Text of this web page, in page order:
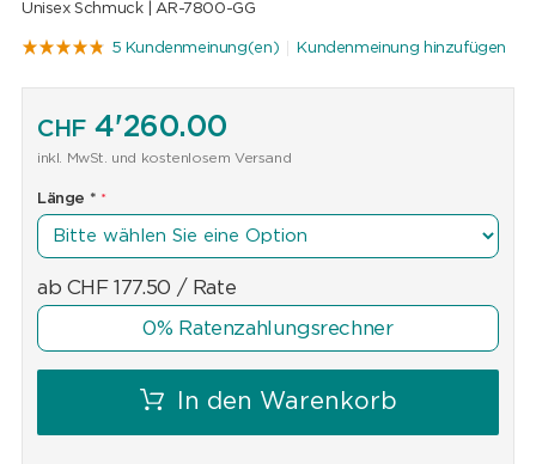
Unisex Schmuck |AR-7800-GG
5 Kundenmeinung(en) Kundenmeinung hinzufügen
CHF4'260.00
inkl. MwSt. und kostenlosem Versand
Länge *
ab CHF177.50 / Rate
0% Ratenzahlungsrechner
In den Warenkorb